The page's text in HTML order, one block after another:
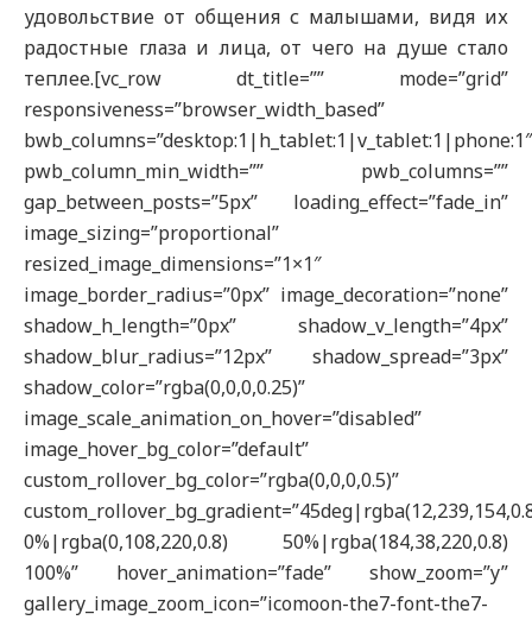
удовольствие от общения с малышами, видя их
радостные глаза и лица, от чего на душе стало
теплее.[vc_row dt_title=”” mode=”grid”
responsiveness=”browser_width_based”
bwb_columns=”desktop:1|h_tablet:1|v_tablet:1|phone:1″
pwb_column_min_width=”” pwb_columns=””
gap_between_posts=”5px” loading_effect=”fade_in”
image_sizing=”proportional”
resized_image_dimensions=”1×1″
image_border_radius=”0px” image_decoration=”none”
shadow_h_length=”0px” shadow_v_length=”4px”
shadow_blur_radius=”12px” shadow_spread=”3px”
shadow_color=”rgba(0,0,0,0.25)”
image_scale_animation_on_hover=”disabled”
image_hover_bg_color=”default”
custom_rollover_bg_color=”rgba(0,0,0,0.5)”
0%|rgba(0,108,220,0.8) 50%|rgba(184,38,220,0.8)
100%” hover_animation=”fade” show_zoom=”y”
gallery_image_zoom_icon=”icomoon-the7-font-the7-